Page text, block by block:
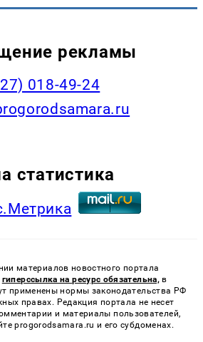
рекламы
018-49-24
статистика
материалов новостного портала
гиперссылка на ресурс обязательна, в
применены нормы законодательства РФ
правах. Редакция портала не несет
и материалы пользователей,
progorodsamara.ru и его субдоменах.